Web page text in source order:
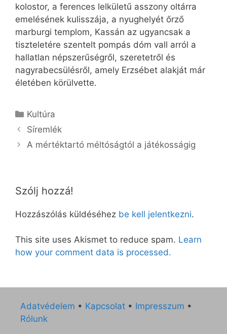
kolostor, a ferences lelkületű asszony oltárra
emelésének kulisszája, a nyughelyét őrző
marburgi templom, Kassán az ugyancsak a
tiszteletére szentelt pompás dóm vall arról a
hallatlan népszerűségről, szeretetről és
nagyrabecsülésről, amely Erzsébet alakját már
életében körülvette.
Kategória
Kultúra
Síremlék
A mértéktartó méltóságtól a játékosságig
Szólj hozzá!
Hozzászólás küldéséhez be kell jelentkezni.
This site uses Akismet to reduce spam. Learn
how your comment data is processed.
Adatvédelem • Kapcsolat • Impresszum •
Rólunk